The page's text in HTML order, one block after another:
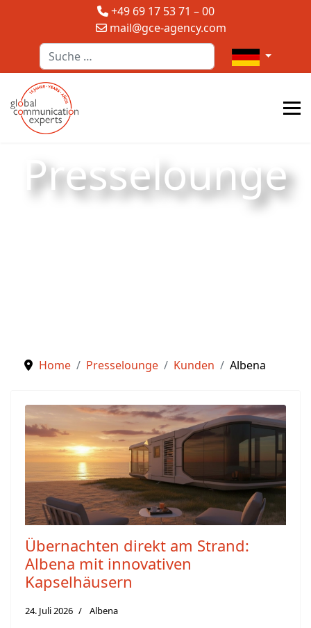
+49 69 17 53 71 – 00
mail@gce-agency.com
Suchen
Sprache
Presselounge
Home Presselounge Kunden Albena
Übernachten direkt am Strand:
Albena mit innovativen
Kapselhäusern
24. Juli 2026 Albena